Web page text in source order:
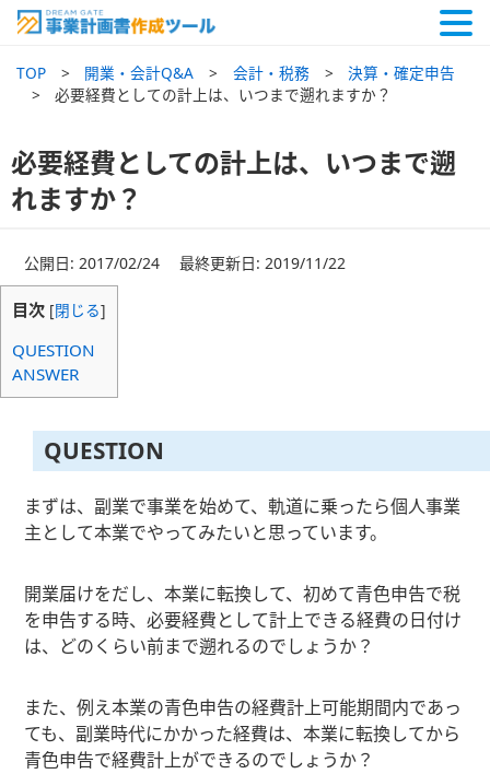
TOP 開業・会計Q&A 会計・税務
決算・確定申告
必要経費としての計上は、いつまで遡れますか？
必要経費としての計上は、いつまで遡
れますか？
公開日: 2017/02/24 最終更新日: 2019/11/22
目次 [閉じる]
QUESTION
ANSWER
QUESTION
まずは、副業で事業を始めて、軌道に乗ったら個人事業
主として本業でやってみたいと思っています。
開業届けをだし、本業に転換して、初めて青色申告で税
を申告する時、必要経費として計上できる経費の日付け
は、どのくらい前まで遡れるのでしょうか？
また、例え本業の青色申告の経費計上可能期間内であっ
ても、副業時代にかかった経費は、本業に転換してから
青色申告で経費計上ができるのでしょうか？